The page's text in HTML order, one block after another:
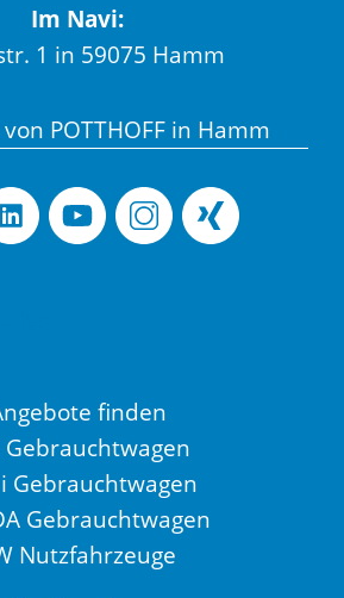
Im Navi:
1 in 59075 Hamm
finden
Gebrauchtwagen
Gebrauchtwagen
Gebrauchtwagen
Nutzfahrzeuge